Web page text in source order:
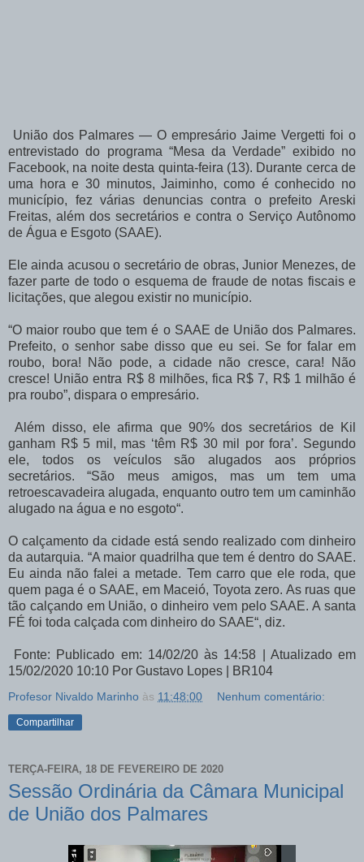
União dos Palmares — O empresário Jaime Vergetti foi o
entrevistado do programa “Mesa da Verdade” exibido no
Facebook, na noite desta quinta-feira (13). Durante cerca de
uma hora e 30 minutos, Jaiminho, como é conhecido no
município, fez várias denuncias contra o prefeito Areski
Freitas, além dos secretários e contra o Serviço Autônomo
de Água e Esgoto (SAAE).
Ele ainda acusou o secretário de obras, Junior Menezes, de
fazer parte de todo o esquema de fraude de notas fiscais e
licitações, que alegou existir no município.
“O maior roubo que tem é o SAAE de União dos Palmares.
Prefeito, o senhor sabe disso que eu sei. Se for falar em
roubo, bora! Não pode, a cidade não cresce, cara! Não
cresce! União entra R$ 8 milhões, fica R$ 7, R$ 1 milhão é
pra roubo”, dispara o empresário.
Além disso, ele afirma que 90% dos secretários de Kil
ganham R$ 5 mil, mas ‘têm R$ 30 mil por fora’. Segundo
ele, todos os veículos são alugados aos próprios
secretários. “São meus amigos, mas um tem uma
retroescavadeira alugada, enquanto outro tem um caminhão
alugado na água e no esgoto“.
O calçamento da cidade está sendo realizado com dinheiro
da autarquia. “A maior quadrilha que tem é dentro do SAAE.
Eu ainda não falei a metade. Tem carro que ele roda, que
quem paga é o SAAE, em Maceió, Toyota zero. As ruas que
tão calçando em União, o dinheiro vem pelo SAAE. A santa
FÉ foi toda calçada com dinheiro do SAAE“, diz.
Fonte: Publicado em: 14/02/20 às 14:58 | Atualizado em
15/02/2020 10:10 Por Gustavo Lopes | BR104
Profesor Nivaldo Marinho às 11:48:00 Nenhum comentário:
Compartilhar
TERÇA-FEIRA, 18 DE FEVEREIRO DE 2020
Sessão Ordinária da Câmara Municipal
de União dos Palmares